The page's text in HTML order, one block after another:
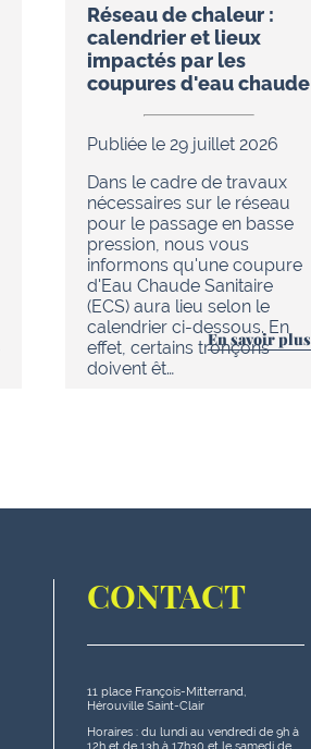
Réseau de chaleur :
calendrier et lieux
impactés par les
coupures d'eau chaude
Publiée le 29 juillet 2026
Dans le cadre de travaux
nécessaires sur le réseau
pour le passage en basse
pression, nous vous
informons qu'une coupure
d'Eau Chaude Sanitaire
(ECS) aura lieu selon le
calendrier ci-dessous. En
effet, certains tronçons
doivent êt…
En savoir plus
CONTACT
11 place François-Mitterrand,
Hérouville Saint-Clair
Horaires : du lundi au vendredi de 9h à